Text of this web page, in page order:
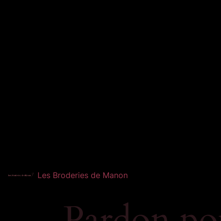
Les Broderies de Manon